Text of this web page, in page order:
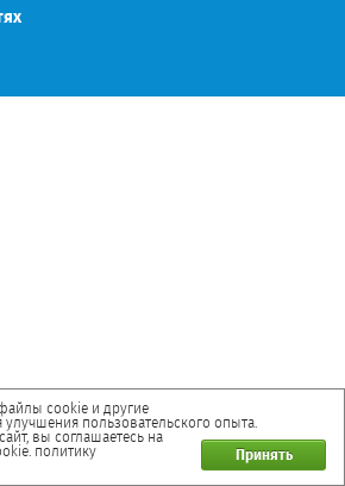
cookie и другие
улучшения пользовательского опыта.
Принять
вы соглашаетесь на
политику